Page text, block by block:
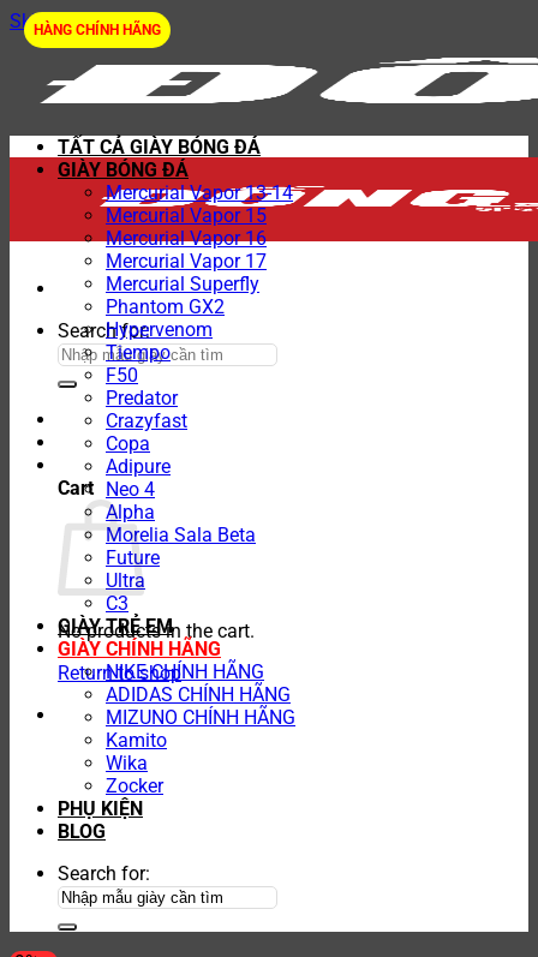
Skip to content
Search for:
Cart
No products in the cart.
Return to shop
TẤT CẢ GIÀY BÓNG ĐÁ
GIÀY BÓNG ĐÁ
Mercurial Vapor 13-14
Mercurial Vapor 15
Mercurial Vapor 16
Mercurial Vapor 17
Mercurial Superfly
Phantom GX2
Hypervenom
Tiempo
F50
Predator
Crazyfast
Copa
Adipure
Neo 4
Alpha
Morelia Sala Beta
Future
Ultra
C3
GIÀY TRẺ EM
GIÀY CHÍNH HÃNG
NIKE CHÍNH HÃNG
ADIDAS CHÍNH HÃNG
MIZUNO CHÍNH HÃNG
Kamito
Wika
Zocker
PHỤ KIỆN
BLOG
Search for:
HÀNG CHÍNH HÃNG